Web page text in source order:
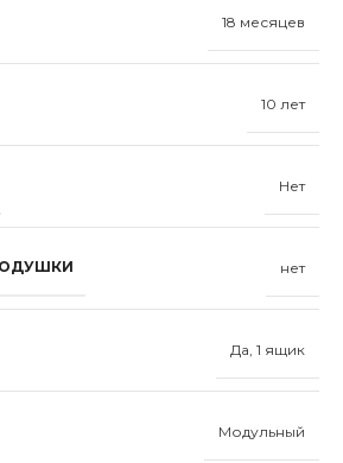
18 месяцев
10 лет
Нет
нет
Да, 1 ящик
Модульный